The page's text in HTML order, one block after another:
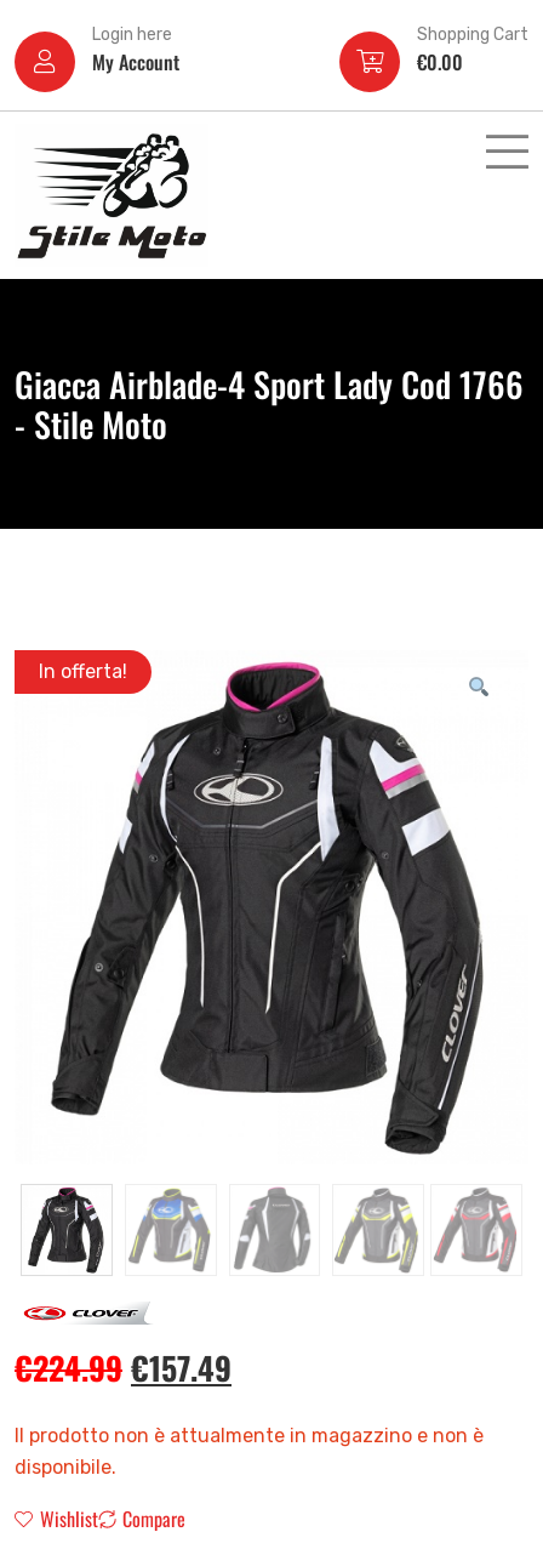
Login here
My Account
Shopping Cart
€0.00
Giacca Airblade-4 Sport Lady Cod 1766
- Stile Moto
In offerta!
€224.99€157.49
Il prodotto non è attualmente in magazzino e non è
disponibile.
Wishlist
Compare